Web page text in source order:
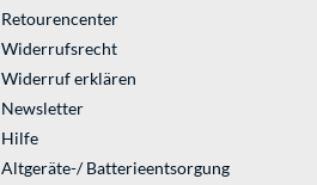
Retourencenter
Widerrufsrecht
Widerruf erklären
Newsletter
Hilfe
Altgeräte-/ Batterieentsorgung